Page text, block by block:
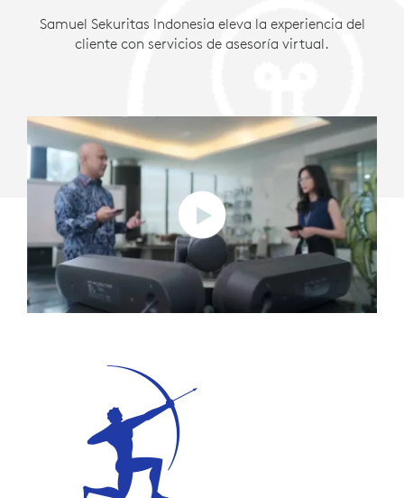
SOPORTE
CLIENTES
CON
LOGITECH
Samuel Sekuritas Indonesia eleva la experiencia del
cliente con servicios de asesoría virtual.